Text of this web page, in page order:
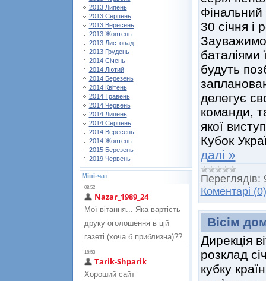
2013 Липень
2013 Серпень
2013 Вересень
2013 Жовтень
2013 Листопад
2013 Грудень
2014 Січень
2014 Лютий
2014 Березень
2014 Квітень
2014 Травень
2014 Червень
2014 Липень
2014 Серпень
2014 Вересень
2014 Жовтень
2015 Березень
2019 Червень
Міні-чат
Фінальний
30 січня і
баталіями
будуть
делегує
команди,
якої
Кубок
далі »
Переглядів:
Коментарі (0)
Вісім
Дирекція
розклад
кубку